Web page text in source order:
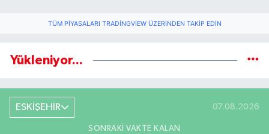
TÜM PIYASALARI TRADINGVIEW ÜZERINDEN TAKIP EDIN
Yükleniyor...
ESKİŞEHİR 07.08.2026
SONRAKI VAKTE KALAN